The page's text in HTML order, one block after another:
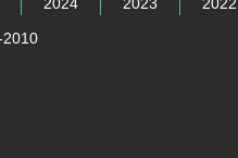
2024 2023 2022